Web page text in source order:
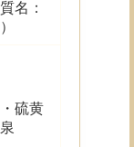
名：
硫黄